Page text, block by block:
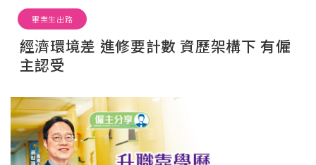
畢業生出路
經濟環境差 進修要計數 資歷架構下 有僱
主認受